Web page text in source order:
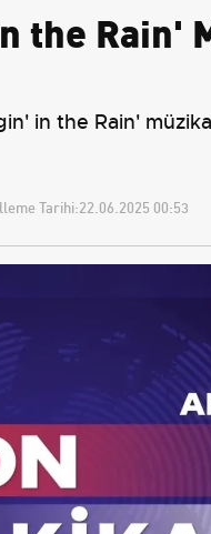
the
in the Rain'
Tarihi:22.06.2025 00:53